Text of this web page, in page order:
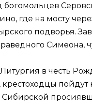
богомольцев
где на мосту
подворья.
Симеона,
в честь